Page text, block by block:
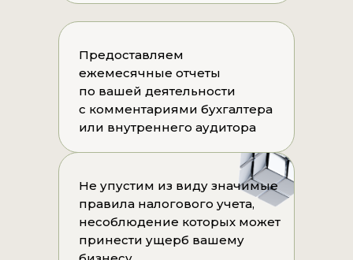
Не упустим из виду значимые
правила налогового учета,
несоблюдение которых может
принести ущерб вашему
Предоставляем
ежемесячные отчеты
по вашей деятельности
с комментариями бухгалтера
или внутреннего аудитора